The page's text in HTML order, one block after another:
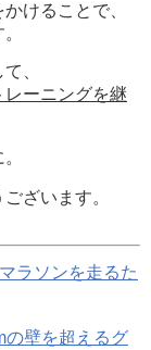
けることで、
、
ーニングを継
ざいます。
ラソンを走るた
壁を超えるグ